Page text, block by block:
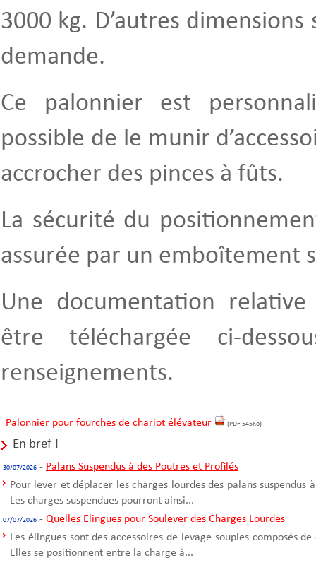
3000 kg. D’autres
demande.
Ce palonnier est
possible de le munir
accrocher des pinces à fûts.
La sécurité du
assurée par un emboîtement
Une documentation
être téléchargée ci-
renseignements.
Palonnier pour fourches de chariot élévateur (PDF 545Ko)
En bref !
30/07/2026 - Palans Suspendus à des Poutres et Profilés
Pour lever et déplacer les charges lourdes des palans suspendus
Les charges suspendues pourront ainsi...
07/07/2026 - Quelles Elingues pour Soulever des Charges Lourdes
Les élingues sont des accessoires de levage souples composés
Elles se positionnent entre la charge à...